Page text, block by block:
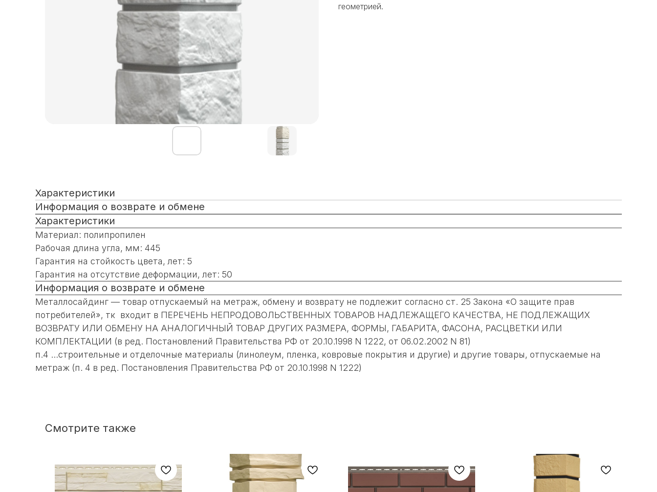
геометрией.
Характеристики
Информация о возврате и обмене
Характеристики
Материал: полипропилен
Рабочая длина угла, мм: 445
Гарантия на стойкость цвета, лет: 5
Гарантия на отсутствие деформации, лет: 50
Информация о возврате и обмене
Металлосайдинг — товар отпускаемый на метраж, обмену и возврату не подлежит согласно ст. 25 Закона «О защите прав
потребителей», тк входит в ПЕРЕЧЕНЬ НЕПРОДОВОЛЬСТВЕННЫХ ТОВАРОВ НАДЛЕЖАЩЕГО КАЧЕСТВА, НЕ ПОДЛЕЖАЩИХ
ВОЗВРАТУ ИЛИ ОБМЕНУ НА АНАЛОГИЧНЫЙ ТОВАР ДРУГИХ РАЗМЕРА, ФОРМЫ, ГАБАРИТА, ФАСОНА, РАСЦВЕТКИ ИЛИ
КОМПЛЕКТАЦИИ (в ред. Постановлений Правительства РФ от 20.10.1998 N 1222, от 06.02.2002 N 81)
п.4 ...строительные и отделочные материалы (линолеум, пленка, ковровые покрытия и другие) и другие товары, отпускаемые на
метраж (п. 4 в ред. Постановления Правительства РФ от 20.10.1998 N 1222)
Смотрите также